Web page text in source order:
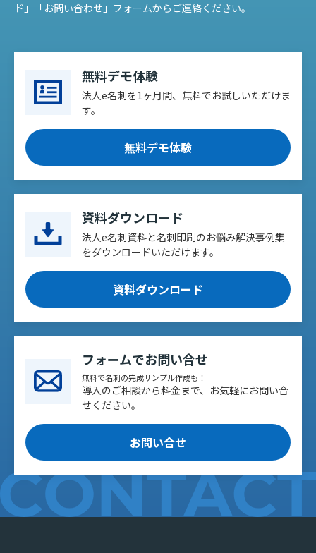
ド」「お問い合わせ」フォームからご連絡ください。
無料デモ体験
法人e名刺を1ヶ月間、無料でお試しいただけま
す。
無料デモ体験
資料ダウンロード
法人e名刺資料と名刺印刷のお悩み解決事例集
をダウンロードいただけます。
資料ダウンロード
フォームでお問い合せ
無料で名刺の完成サンプル作成も！
導入のご相談から料金まで、お気軽にお問い合
せください。
お問い合せ